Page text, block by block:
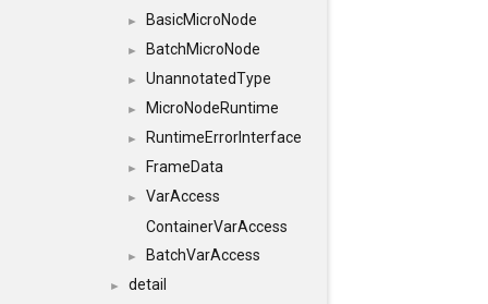
► BasicMicroNode
► BatchMicroNode
► UnannotatedType
► MicroNodeRuntime
► RuntimeErrorInterface
► FrameData
►
VarAccess
ContainerVarAccess
► BatchVarAccess
► detail